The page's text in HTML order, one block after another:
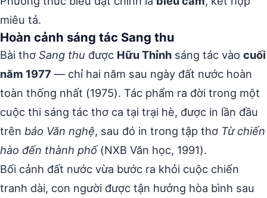
miêu tả.
Hoàn cảnh sáng tác Sang thu
Bài thơ Sang thu được Hữu Thỉnh sáng tác vào cuối
năm 1977 — chỉ hai năm sau ngày đất nước hoàn
toàn thống nhất (1975). Tác phẩm ra đời trong một
cuộc thi sáng tác thơ ca tại trại hè, được in lần đầu
trên báo Văn nghệ, sau đó in trong tập thơ Từ chiến
hào đến thành phố(NXB Văn học, 1991).
Bối cảnh đất nước vừa bước ra khỏi cuộc chiến
tranh dài, con người được tận hưởng hòa bình sau